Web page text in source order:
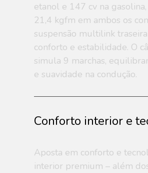
etanol e 147 cv na
21,4 kgfm em ambos os
suspensão multilink
conforto e estabilidade. O
simula 9 marchas,
e suavidade na condução.
Conforto interior e
Aposta em conforto e
interior premium – além